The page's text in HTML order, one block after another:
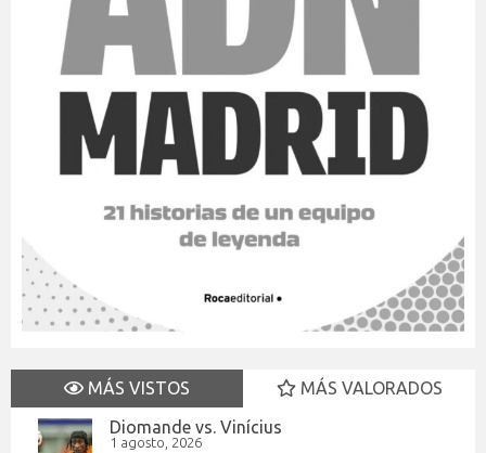
MÁS VISTOS
MÁS VALORADOS
Diomande vs. Vinícius
1 agosto, 2026